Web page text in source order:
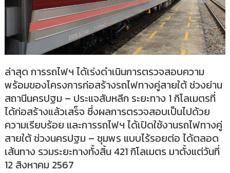
ล่าสุด การรถไฟฯ ได้เร่งดำเนินการตรวจสอบความ
พร้อมของโครงการก่อสร้างรถไฟทางคู่สายใต้ ช่วงย่าน
สถานีนครปฐม – ประแจสับหลีก ระยะทาง 1 กิโลเมตรที่
ได้ก่อสร้างแล้วเสร็จ ซึ่งผลการตรวจสอบเป็นไปด้วย
ความเรียบร้อย และการรถไฟฯ ได้เปิดใช้งานรถไฟทางคู่
สายใต้ ช่วงนครปฐม – ชุมพร แบบไร้รอยต่อ ได้ตลอด
เส้นทาง รวมระยะทางทั้งสิ้น 421 กิโลเมตร มาตั้งแต่วันที่
12 สิงหาคม 2567